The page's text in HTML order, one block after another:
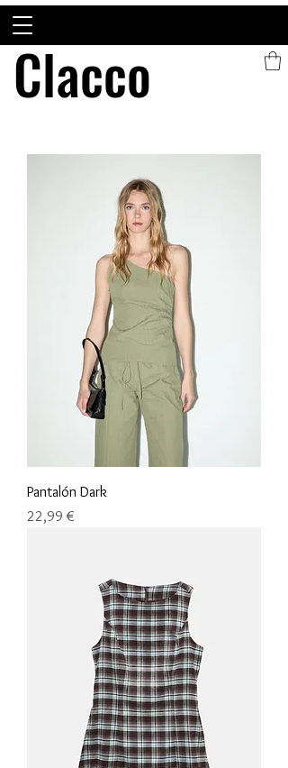
Clacco
Clacco
Pantalón Dark
Precio
22,99 €